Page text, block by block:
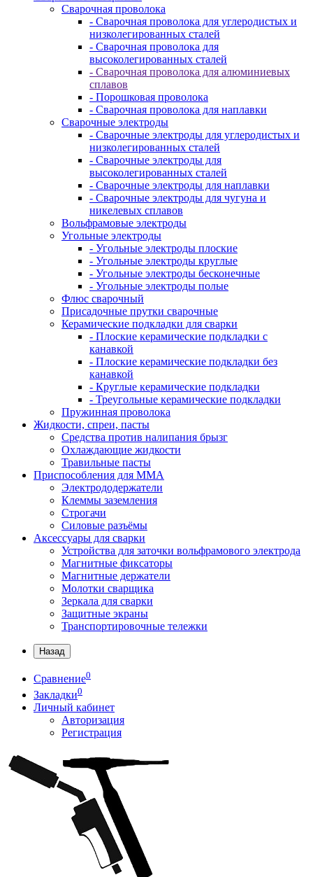
Сварочная проволока
- Сварочная проволока для углеродистых и
низколегированных сталей
- Сварочная проволока для
высоколегированных сталей
- Сварочная проволока для алюминиевых
сплавов
- Порошковая проволока
- Сварочная проволока для наплавки
Сварочные электроды
- Сварочные электроды для углеродистых и
низколегированных сталей
- Сварочные электроды для
высоколегированных сталей
- Сварочные электроды для наплавки
- Сварочные электроды для чугуна и
никелевых сплавов
Вольфрамовые электроды
Угольные электроды
- Угольные электроды плоские
- Угольные электроды круглые
- Угольные электроды бесконечные
- Угольные электроды полые
Флюс сварочный
Присадочные прутки сварочные
Керамические подкладки для сварки
- Плоские керамические подкладки с
канавкой
- Плоские керамические подкладки без
канавкой
- Круглые керамические подкладки
- Треугольные керамические подкладки
Пружинная проволока
Жидкости, спреи, пасты
Средства против налипания брызг
Охлаждающие жидкости
Травильные пасты
Приспособления для ММА
Электрододержатели
Клеммы заземления
Строгачи
Силовые разъёмы
Аксессуары для сварки
Устройства для заточки вольфрамового электрода
Магнитные фиксаторы
Магнитные держатели
Молотки сварщика
Зеркала для сварки
Защитные экраны
Транспортировочные тележки
Назад
Сравнение0
Закладки0
Личный кабинет
Авторизация
Регистрация